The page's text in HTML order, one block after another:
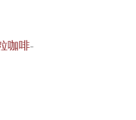
咖啡-